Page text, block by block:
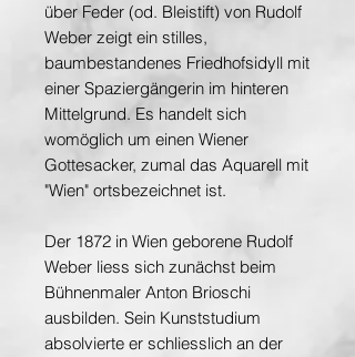
über Feder (od. Bleistift) von Rudolf
Weber zeigt ein stilles,
baumbestandenes Friedhofsidyll mit
einer Spaziergängerin im hinteren
Mittelgrund. Es handelt sich
womöglich um einen Wiener
Gottesacker, zumal das Aquarell mit
"Wien" ortsbezeichnet ist.
Der 1872 in Wien geborene Rudolf
Weber liess sich zunächst beim
Bühnenmaler Anton Brioschi
ausbilden. Sein Kunststudium
absolvierte er schliesslich an der